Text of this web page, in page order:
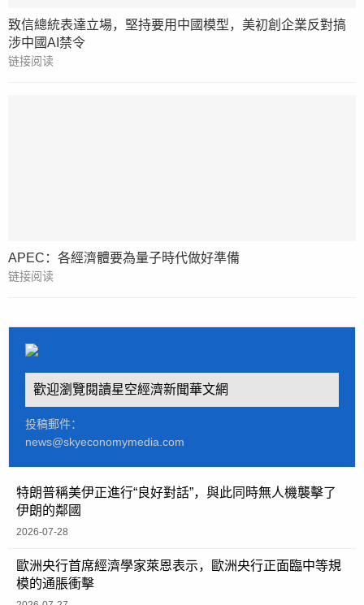
致信總統表達立場，堅持要用中國模型，美初創企業反對搞
涉中國AI禁令
链接阅读
APEC：各經濟體要為量子時代做好準備
链接阅读
歡迎瀏覽閱讀星空經濟新聞華文網
投稿郵件：
news@skyeconomymedia.com
特朗普稱美伊正進行“良好對話”，與此同時無人機襲擊了
伊朗的鄰國
2026-07-28
歐洲央行首席經濟學家萊恩表示，歐洲央行正面臨中等規
模的通脹衝擊